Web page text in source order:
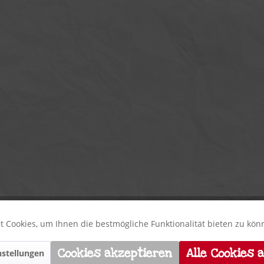
Cookies, um Ihnen die bestmögliche Funktionalität bieten zu
Cookies akzeptieren Alle Cookies